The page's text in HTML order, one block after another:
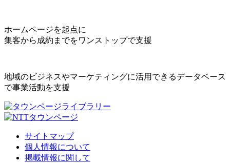
ホームページを起点に
集客から成約までをワンストップで支援
地域のビジネスやマーケティングに活用できるデータベース
で事業活動を支援
サイトマップ
個人情報について
掲載情報に関して